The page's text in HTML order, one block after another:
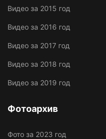
Видео за 2015 год
Видео за 2016 год
Видео за 2017 год
Видео за 2018 год
Видео за 2019 год
Фотоархив
Фото за 2023 год